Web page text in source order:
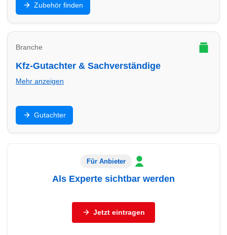
Anbieter in Herten für schnelle Verfügbarkeit und
passende Beratung.
Zubehör finden
Branche
Kfz-Gutachter & Sachverständige
Mehr anzeigen
Unfallgutachten, Bewertung, Beweissicherung: Finde
Gutachter in Herten – seriös, dokumentationsstark und
schnell.
Gutachter
Für Anbieter
Als Experte sichtbar werden
Sie sind Autohaus, freier Händler, Werkstatt oder
Servicebetrieb (Reifen, Autoglas, Aufbereitung,
Abschleppdienst, Gutachter)?
Jetzt eintragen